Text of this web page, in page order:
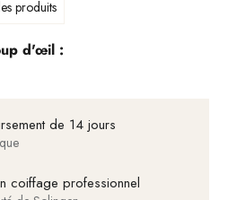
produits
d'œil :
de 14 jours
coiffage professionnel